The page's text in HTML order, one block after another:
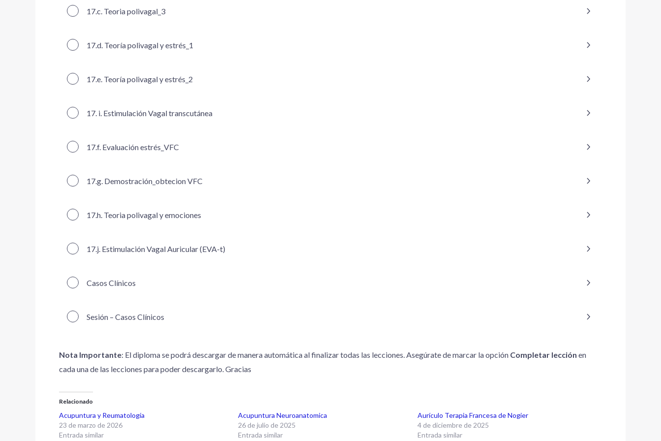
17.c. Teoria polivagal_3
17.d. Teoría polivagal y estrés_1
17.e. Teoría polivagal y estrés_2
17. i. Estimulación Vagal transcutánea
17.f. Evaluación estrés_VFC
17.g. Demostración_obtecion VFC
17.h. Teoria polivagal y emociones
17.j. Estimulación Vagal Auricular (EVA-t)
Casos Clínicos
Sesión – Casos Clínicos
Nota Importante: El diploma se podrá descargar de manera automática al finalizar todas las lecciones. Asegúrate de marcar la opción Completar lección en
cada una de las lecciones para poder descargarlo. Gracias
Relacionado
Acupuntura y Reumatología
23 de marzo de 2026
Entrada similar
Acupuntura Neuroanatomica
26 de julio de 2025
Entrada similar
Aurículo Terapia Francesa de Nogier
4 de diciembre de 2025
Entrada similar